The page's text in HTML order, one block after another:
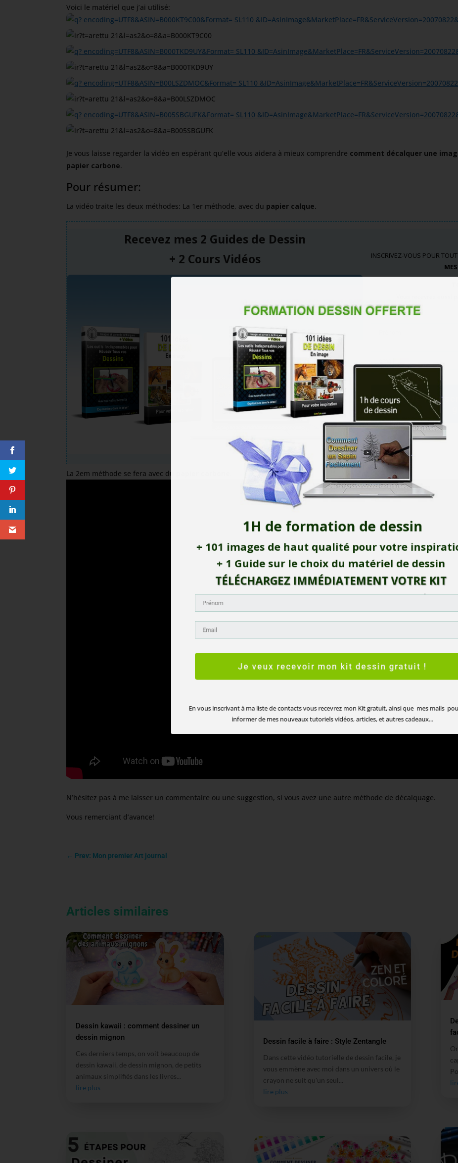
Voici le matériel que j’ai utilisé:
Je vous laisse regarder la vidéo en espérant qu’elle vous aidera à mieux comprendre comment décalquer une
papier carbone.
Pour résumer:
La vidéo traite les deux méthodes: La 1er méthode, avec du papier calque.
Recevez mes 2 Guides de Dessin
+ 2 Cours Vidéos
INSCRIVEZ-VOUS POUR
Vous recevrez
Je
La 2em méthode se fera avec du
N’hésitez pas à me laisser un commentaire ou une suggestion, si vous avez une autre méthode de décalquage.
Vous remerciant d’avance!
← Prev: Mon premier Art journal
Articles similaires
Dessin kawaii : comment dessiner un
dessin mignon
Ces derniers temps, on voit beaucoup de
dessin kawaii, de dessin mignon, de petits
animaux simplifiés dans les livres...
lire plus
Dessin facile à faire : Style Zentangle
Dans cette vidéo tutorielle de dessin facile, je
vous emmène avec moi dans un univers où le
crayon ne suit qu'un seul...
lire plus
1H de formation de dessin
+ 101 images de haut qualité pour votre
+ 1 Guide sur le choix du matériel de dessin
TÉLÉCHARGEZ IMMÉDIATEMENT VOTREKIT
Je veux recevoir mon kit dessin gratuit !
En vous inscrivant à ma liste de contacts vous recevrez mon Kit gratuit, ainsi que mes mails